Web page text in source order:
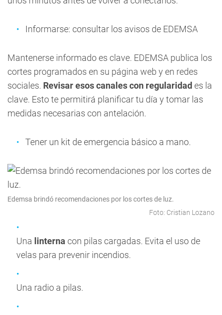
Informarse: consultar los avisos de EDEMSA
Mantenerse informado es clave. EDEMSA publica los
cortes programados en su página web y en redes
sociales. Revisar esos canales con regularidad es la
clave. Esto te permitirá planificar tu día y tomar las
medidas necesarias con antelación.
Tener un kit de emergencia básico a mano.
Edemsa brindó recomendaciones por los cortes de luz.
Foto: Cristian Lozano
Una linterna con pilas cargadas. Evita el uso de
velas para prevenir incendios.
Una radio a pilas.